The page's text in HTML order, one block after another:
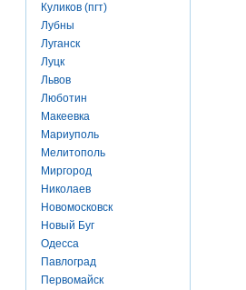
Куликов (пгт)
Лубны
Луганск
Луцк
Львов
Люботин
Макеевка
Мариуполь
Мелитополь
Миргород
Николаев
Новомосковск
Новый Буг
Одесса
Павлоград
Первомайск